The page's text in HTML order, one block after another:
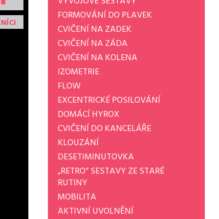
FORMOVÁNÍ DO PLAVEK
CVIČENÍ NA ZADEK
CVIČENÍ NA ZÁDA
CVIČENÍ NA KOLENA
IZOMETRIE
FLOW
EXCENTRICKÉ POSILOVÁNÍ
DOMÁCÍ HYROX
CVIČENÍ DO KANCELÁŘE
KLOUZÁNÍ
DESETIMINUTOVKA
„RETRO“ SESTAVY ZE STARÉ
RUTINY
MOBILITA
AKTIVNÍ UVOLNĚNÍ